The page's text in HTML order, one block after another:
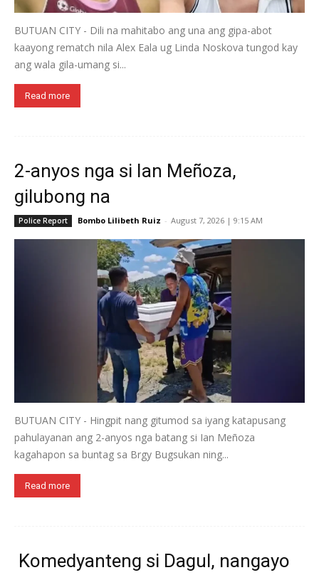
BUTUAN CITY - Dili na mahitabo ang una ang gipa-abot
kaayong rematch nila Alex Eala ug Linda Noskova tungod kay
ang wala gila-umang si...
Read more
2-anyos nga si Ian Meñoza,
gilubong na
Police Report Bombo Lilibeth Ruiz - August 7, 2026 | 9:15 AM
BUTUAN CITY - Hingpit nang gitumod sa iyang katapusang
pahulayanan ang 2-anyos nga batang si Ian Meñoza
kagahapon sa buntag sa Brgy Bugsukan ning...
Read more
Komedyanteng si Dagul, nangayo